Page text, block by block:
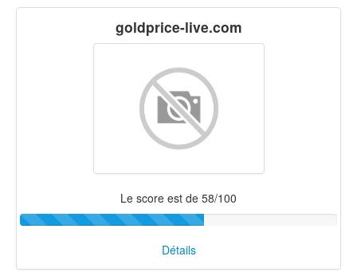
goldprice-live.com
Le score est de 58/100
Détails